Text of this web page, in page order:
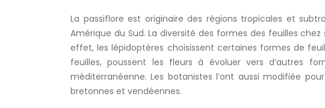
La passiflore est originaire des régions tropicales et
Amérique du Sud. La diversité des formes des feuilles
effet, les lépidoptères choisissent certaines formes de
feuilles, poussent les fleurs à évoluer vers d’autres
méditerranéenne. Les botanistes l’ont aussi modifiée
bretonnes et vendéennes.